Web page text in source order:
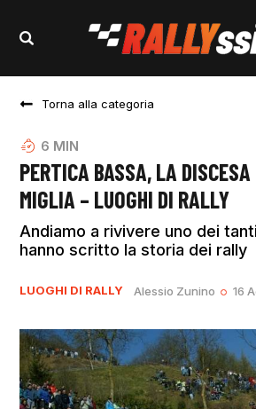
Torna alla categoria
6 MIN
PERTICA BASSA, LA
MIGLIA – LUOGHI DI RALLY
Andiamo a rivivere uno dei
hanno scritto la storia dei rally
LUOGHI DI RALLY Alessio Zunino 16